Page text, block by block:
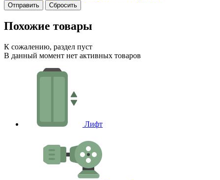
Сбросить
Похожие товары
К сожалению, раздел пуст
В данный момент нет активных товаров
Лифт